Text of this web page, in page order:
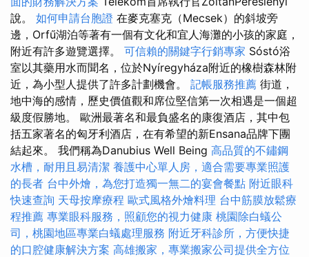
說。 如何申請台胞證 在麥克塞克（Mecsek）的斜坡旁
邊，Orfű湖泊等著有一個有文化和宜人海灘的小孩的家庭，
附近有許多遊覽選擇。 可信賴的關鍵字行銷專家 Sóstó浴
室以其藥用水而聞名，位於Nyíregyháza附近的橡樹森林附
近，為小型人提供了許多計劃機會。 記帳服務推薦 街道，
地中海的感情，歷史價值觀和席位堅信第一次相遇是一個超
級度假勝地。 歐洲最著名和最負盛名的康復酒店，其中包
括五家著名的匈牙利酒店，在有希望的新Ensana品牌下團
結起來。 我們稱為Danubius Well Being 高品質的不鏽鋼
水槽，耐用且易清潔 養護中心單人房，適合需要專業照護
的長者 台中外燴，為您打造獨一無二的宴會餐點 附近眼科
快速查詢 天母按摩療程 歐式風格外燴料理 台中筋膜放鬆療
程推薦 專業眼科服務，照顧您的視力健康 桃園除白蟻公
司，桃園地區專業白蟻處理服務 附近牙科診所，方便快捷
的口腔健康解決方案 高雄搬家，專業搬家公司提供全方位